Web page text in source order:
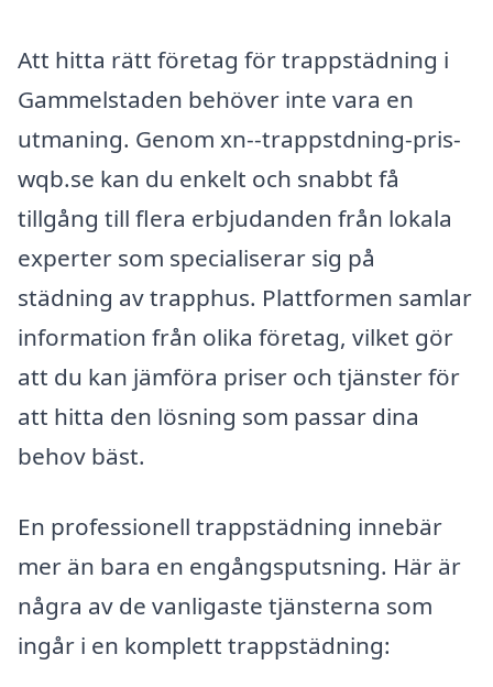
Att hitta rätt företag för trappstädning i
Gammelstaden behöver inte vara en
utmaning. Genom xn--trappstdning-pris-
wqb.se kan du enkelt och snabbt få
tillgång till flera erbjudanden från lokala
experter som specialiserar sig på
städning av trapphus. Plattformen samlar
information från olika företag, vilket gör
att du kan jämföra priser och tjänster för
att hitta den lösning som passar dina
behov bäst.
En professionell trappstädning innebär
mer än bara en engångsputsning. Här är
några av de vanligaste tjänsterna som
ingår i en komplett trappstädning: